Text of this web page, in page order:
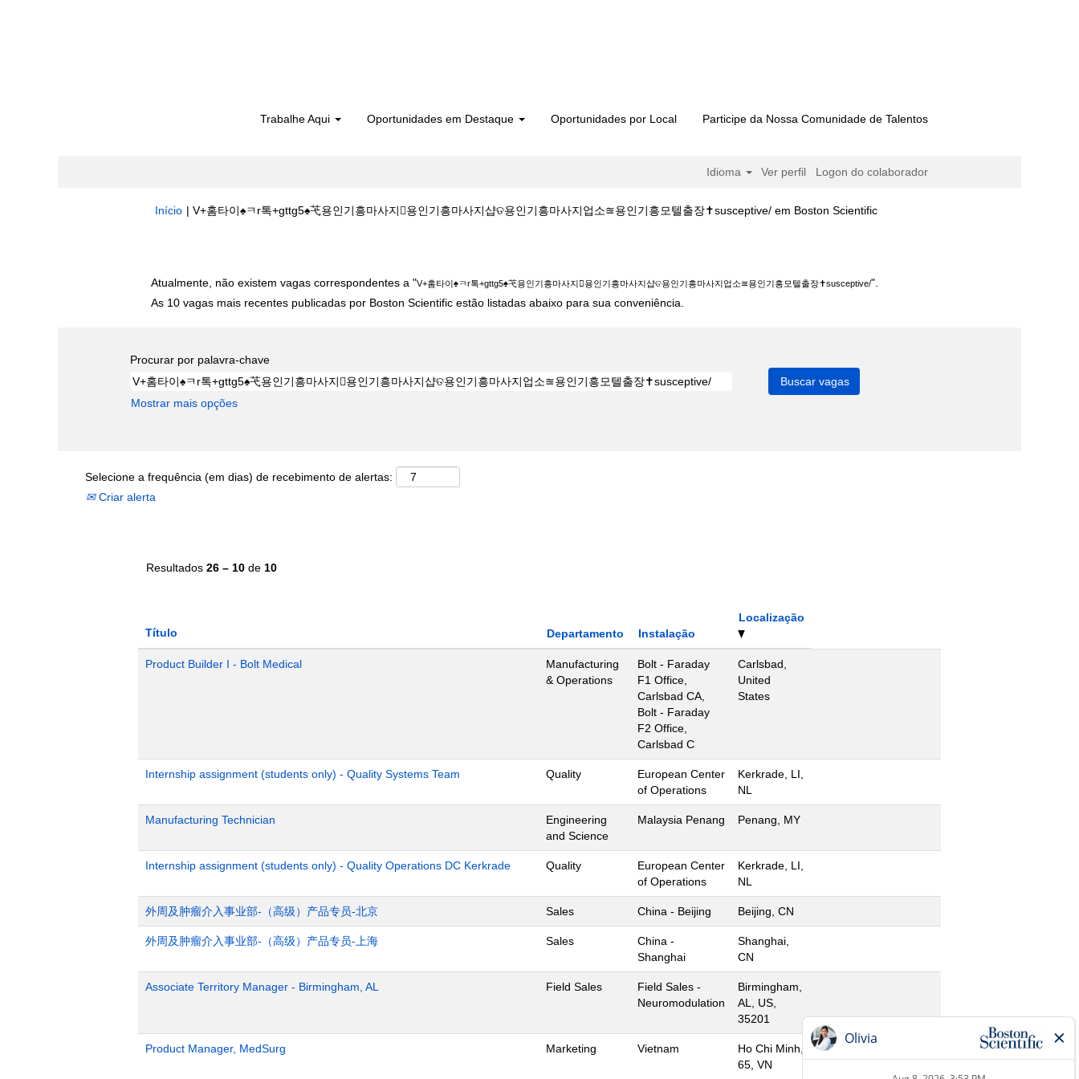
Trabalhe Aqui Oportunidades em Destaque Oportunidades por Local Participe da Nossa Comunidade de Talentos
Idioma Ver perfil Logon do colaborador
Início | V+홈타이♠ㅋr톡+gttg5♠芅용인기흥마사지용인기흥마사지샵ତ용인기흥마사지업소≊용인기흥모텔출장✝susceptive/ em Boston Scientific(página
Atualmente, não existem vagas correspondentes a "V+홈타이♠ㅋr톡+gttg5♠芅용인기흥마사지용인기흥마사지샵ତ용인기흥마사지업소≊용인기흥모텔출장✝susceptive/".
As 10 vagas mais recentes publicadas por Boston Scientific estão listadas abaixo para sua conveniência.
Procurar por palavra-chave
Mostrar mais opções
Selecione a frequência (em dias) de recebimento de alertas:
Criar alerta
Resultados 26 – 10 de 10
Título Departamento Instalação
Localização
Product Builder I - Bolt Medical
Manufacturing
& Operations
Bolt - Faraday
F1 Office,
Carlsbad CA,
Bolt - Faraday
F2 Office,
Carlsbad C
Carlsbad,
United
States
Internship assignment (students only) - Quality Systems Team Quality
European Center
of Operations
Kerkrade, LI,
NL
Manufacturing Technician
Engineering
and Science
Malaysia Penang Penang, MY
Internship assignment (students only) - Quality Operations DC Kerkrade Quality
European Center
of Operations
Kerkrade, LI,
NL
外周及肿瘤介入事业部-（高级）产品专员-北京 Sales China - Beijing Beijing, CN
外周及肿瘤介入事业部-（高级）产品专员-上海 Sales
China -
Shanghai
Shanghai,
CN
Associate Territory Manager - Birmingham, AL Field Sales
Field Sales -
Neuromodulation
Birmingham,
AL, US,
35201
Product Manager, MedSurg Marketing Vietnam
Ho Chi Minh,
65, VN